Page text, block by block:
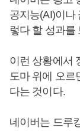
공지능(AI)이나
렇다 할 성과를
이런 상황에서
도마 위에 오르
다는 것이다.
네이버는 드루